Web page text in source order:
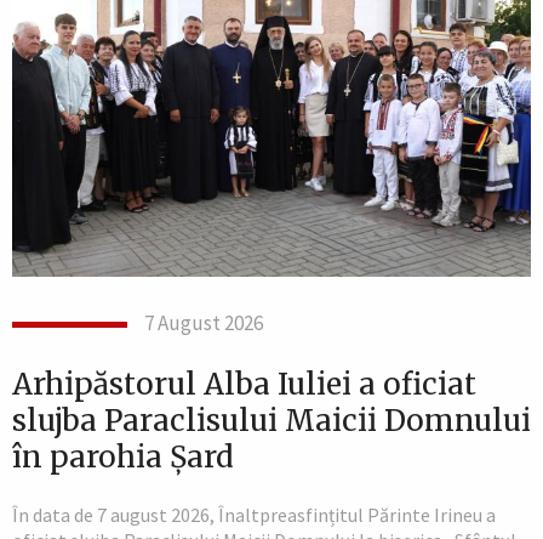
7 August 2026
Arhipăstorul Alba Iuliei a oficiat
slujba Paraclisului Maicii Domnului
în parohia Șard
În data de 7 august 2026, Înaltpreasfințitul Părinte Irineu a